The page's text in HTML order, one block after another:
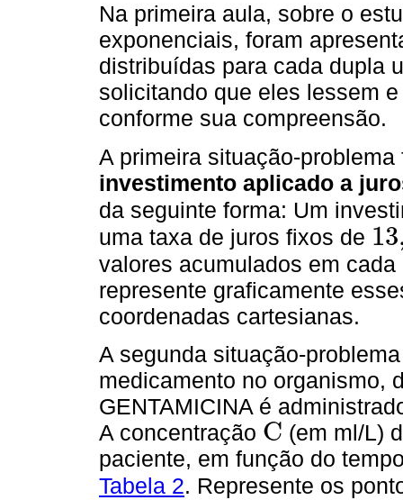
Na primeira aula, sobre o
exponenciais, foram
distribuídas para cada dupla
solicitando que eles lessem
conforme sua compreensão.
A primeira situação-
investimento aplicado a
da seguinte forma: Um
uma taxa de juros fixos de
13,5
valores acumulados em
represente graficamente
coordenadas cartesianas.
A segunda situação-
medicamento no organismo,
GENTAMICINA é
A concentração C
C
(em ml/L)
paciente, em função do
Tabela 2. Represente os